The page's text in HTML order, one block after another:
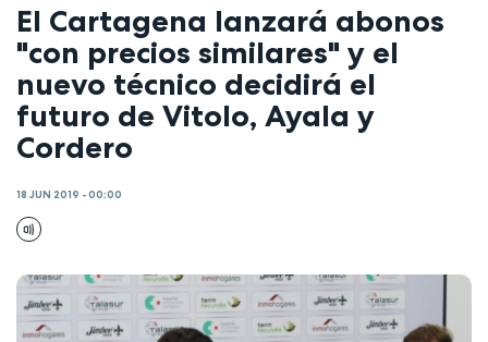
El Cartagena lanzará abonos
"con precios similares" y el
nuevo técnico decidirá el
futuro de Vitolo, Ayala y
Cordero
18 JUN 2019 - 00:00